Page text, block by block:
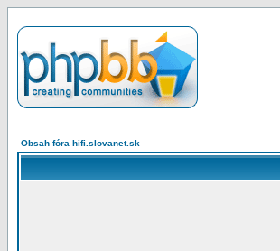
Obsah fóra hifi.slovanet.sk